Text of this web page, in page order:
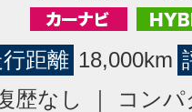
距離 18,000km
歴なし ｜ コン